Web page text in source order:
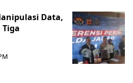
Data,
Tiga